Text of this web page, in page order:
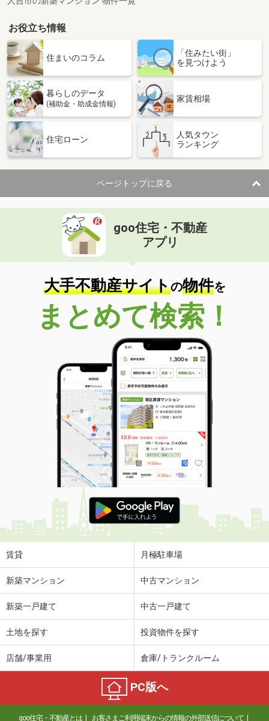
お役立ち情報
住まいのコラム
「住みたい街」
を見つけよう
暮らしのデータ
(補助金・助成金情報)
家賃相場
住宅ローン
人気タウン
ランキング
ページトップに戻る
goo住宅・不動産
アプリ
大手不動産サイトの物件を
まとめて検索！
賃貸 月極駐車場
新築マンション 中古マンション
新築一戸建て 中古一戸建て
土地を探す 投資物件を探す
店舗/事業用 倉庫/トランクルーム
PC版へ
goo住宅・不動産とは お客さまご利用端末からの情報の外部送信について